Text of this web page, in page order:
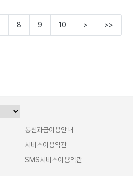
8 9 10 > >>
통신과금이용안내
서비스이용약관
SMS서비스이용약관